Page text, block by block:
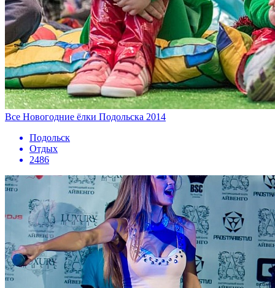
Все Новогодние ёлки Подольска 2014
Подольск
Отдых
2486